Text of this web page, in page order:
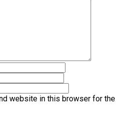
website in this browser for the